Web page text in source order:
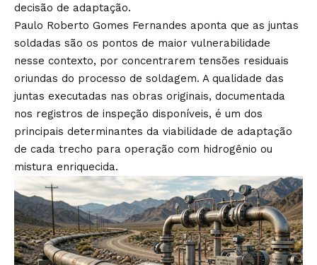
decisão de adaptação.
Paulo Roberto Gomes Fernandes aponta que as juntas
soldadas são os pontos de maior vulnerabilidade
nesse contexto, por concentrarem tensões residuais
oriundas do processo de soldagem. A qualidade das
juntas executadas nas obras originais, documentada
nos registros de inspeção disponíveis, é um dos
principais determinantes da viabilidade de adaptação
de cada trecho para operação com hidrogênio ou
mistura enriquecida.